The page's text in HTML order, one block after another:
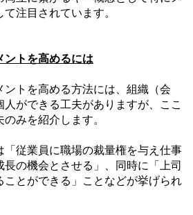
注目されています。
ントを高めるには
ントを高める方法には、組織（会
ができる工夫がありますが、ここ
みを紹介します。
「従業員に職場の裁量権を与え仕事
の機会とさせる」、同時に「上司
ことができる」ことなどが挙げられ